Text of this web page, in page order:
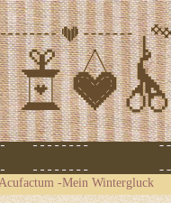
-Mein Wintergluck